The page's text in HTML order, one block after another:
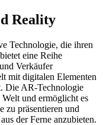
Reality
Technologie, die ihren
eine Reihe
Verkäufer
mit digitalen Elementen
Die AR-Technologie
und ermöglicht es
zu präsentieren und
der Ferne anzubieten.